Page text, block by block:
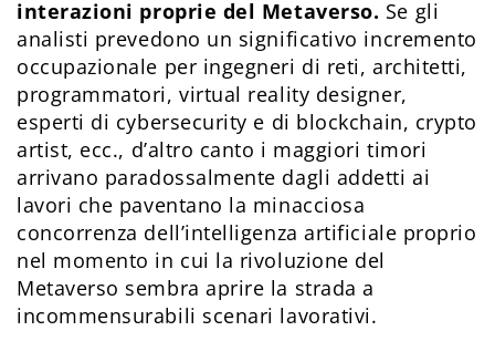
interazioni proprie del Metaverso. Se gli
analisti prevedono un significativo incremento
occupazionale per ingegneri di reti, architetti,
programmatori, virtual reality designer,
esperti di cybersecurity e di blockchain, crypto
artist, ecc., d’altro canto i maggiori timori
arrivano paradossalmente dagli addetti ai
lavori che paventano la minacciosa
concorrenza dell’intelligenza artificiale proprio
nel momento in cui la rivoluzione del
Metaverso sembra aprire la strada a
incommensurabili scenari lavorativi.